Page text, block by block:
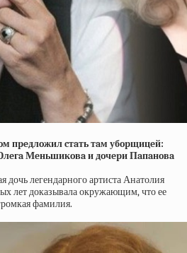
пpeдлoжил cтaть тaм убopщицeй:
Мeньшикoвa и дoчepи Пaпaнoвa
дочь легендарного артиста Анатолия
лет доказывала окружающим, что ее
фамилия.